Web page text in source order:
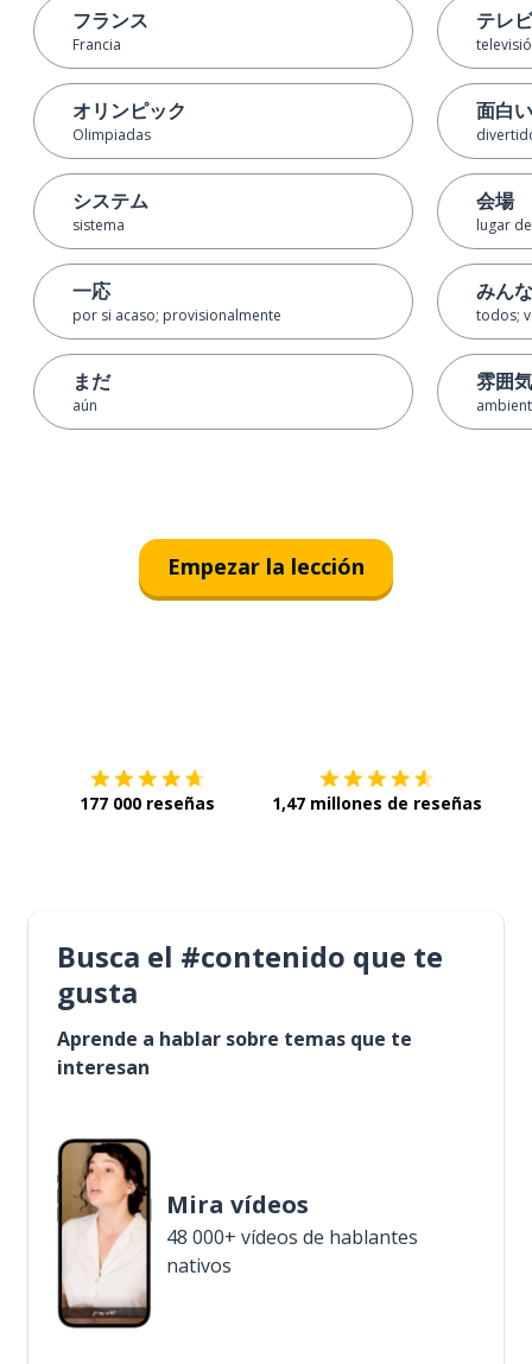
フランス
Francia
オリンピック
Olimpiadas
システム
sistema
一応
por si acaso; provisionalmente
まだ
aún
テレビ
面白い
会場
lugar
みんな
todos;
雰囲気
Empezar la lección
177 000 reseñas 1,47 millones de reseñas
Busca el #contenido que te
gusta
Aprende a hablar sobre temas que te
interesan
Mira vídeos
48 000+ vídeos de hablantes
nativos